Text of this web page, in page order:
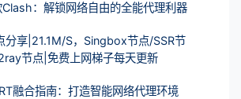
：解锁网络自由的全能代理利器
分享|21.1M/S，Singbox节点/SSR节
节点|免费上网梯子每天更新
融合指南：打造智能网络代理环境